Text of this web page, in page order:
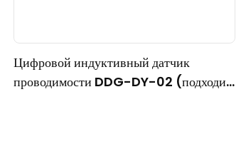
Цифровой индуктивный датчик
проводимости DDG-DY-02 (подходит